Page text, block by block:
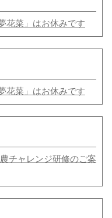
花菜」はお休みです
花菜」はお休みです
チャレンジ研修のご案